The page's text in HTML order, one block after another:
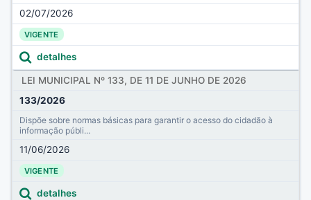
02/07/2026
VIGENTE
detalhes
LEI MUNICIPAL Nº 133, DE 11 DE JUNHO DE 2026
133/2026
Dispõe sobre normas básicas para garantir o acesso do cidadão à
informação públi...
11/06/2026
VIGENTE
detalhes